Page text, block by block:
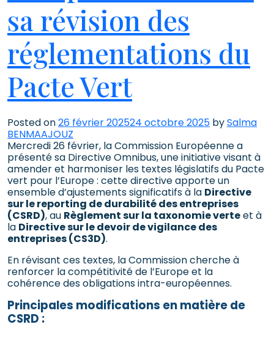
sa révision des
réglementations du
Pacte Vert
Posted on26 février 202524 octobre 2025 bySalma
BENMAAJOUZ
Mercredi 26 février, la Commission Européenne a
présenté sa Directive Omnibus, une initiative visant à
amender et harmoniser les textes législatifs du Pacte
vert pour l’Europe : cette directive apporte un
ensemble d’ajustements significatifs à la Directive
sur le reporting de durabilité des entreprises
(CSRD), au Règlement sur la taxonomie verteet à
la Directive sur le devoir de vigilance des
entreprises (CS3D).
En révisant ces textes, la Commission cherche à
renforcer la compétitivité de l’Europe et la
cohérence des obligations intra-européennes.
Principales modifications en matière de
CSRD :